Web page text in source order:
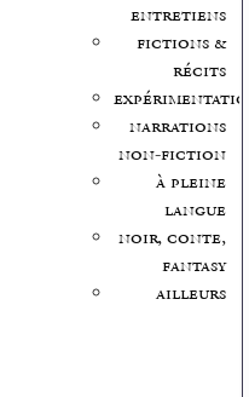
entretiens
fictions &
récits
expérimentation
narrations
non-fiction
à pleine
langue
noir, conte,
fantasy
ailleurs